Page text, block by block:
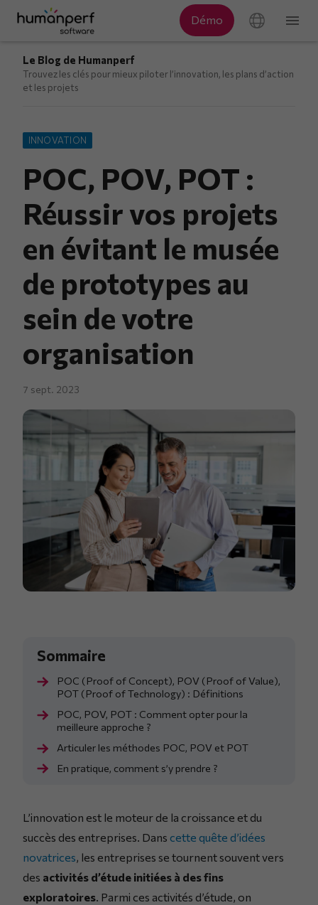
Le Blog de Humanperf
Trouvez les clés pour mieux piloter l’innovation, les plans d’action
et les projets
INNOVATION
POC, POV, POT :
Réussir vos projets
en évitant le musée
de prototypes au
sein de votre
organisation
7 sept. 2023
POC (Proof of Concept), POV (Proof of Value),
POT (Proof of Technology) : Définitions
POC, POV, POT : Comment opter pour la
meilleure approche ?
Articuler les méthodes POC, POV et POT
En pratique, comment s’y prendre ?
L’innovation est le moteur de la croissance et du
succès des entreprises. Dans cette quête d’idées
novatrices, les entreprises se tournent souvent vers
des activités d’étude initiées à des fins
exploratoires. Parmi ces activités d’étude, on